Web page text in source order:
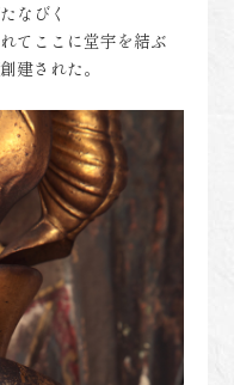
なびく
てここに堂宇を結ぶ
建された。